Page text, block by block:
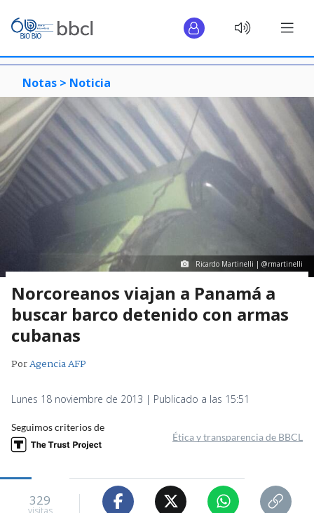
Notas > Noticia
Ricardo Martinelli | @rmartinelli
Norcoreanos viajan a Panamá a
buscar barco detenido con armas
cubanas
PorAgencia AFP
Lunes 18 noviembre de 2013 | Publicado a las 15:51
Seguimos criterios de
Ética y transparencia de BBCL
329